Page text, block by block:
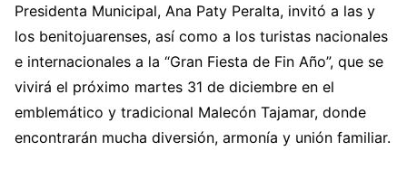
Presidenta Municipal, Ana Paty Peralta, invitó a las y
los benitojuarenses, así como a los turistas nacionales
e internacionales a la “Gran Fiesta de Fin Año”, que se
vivirá el próximo martes 31 de diciembre en el
emblemático y tradicional Malecón Tajamar, donde
encontrarán mucha diversión, armonía y unión familiar.